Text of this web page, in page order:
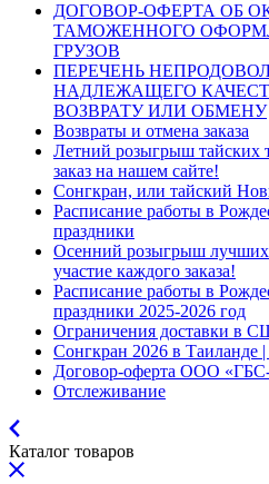
ДОГОВОР-ОФЕРТА ОБ
ТАМОЖЕННОГО
ГРУЗОВ
ПЕРЕЧЕНЬ
НАДЛЕЖАЩЕГО
ВОЗВРАТУ ИЛИ ОБМЕНУ
Возвраты и отмена заказа
Летний розыгрыш тайских
заказ на нашем сайте!
Сонгкран, или тайский
Расписание работы в
праздники
Осенний розыгрыш
участие каждого заказа!
Расписание работы в
праздники 2025-2026 год
Ограничения доставки в
Сонгкран 2026 в Таиланде |
Договор-оферта ООО
Отслеживание
Каталог товаров